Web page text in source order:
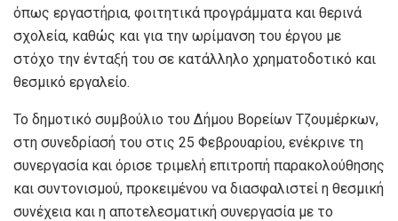
όπως εργαστήρια, φοιτητικά προγράμματα και θερινά
σχολεία, καθώς και για την ωρίμανση του έργου με
στόχο την ένταξή του σε κατάλληλο χρηματοδοτικό και
θεσμικό εργαλείο.
Το δημοτικό συμβούλιο του Δήμου Βορείων Τζουμέρκων,
στη συνεδρίασή του στις 25 Φεβρουαρίου, ενέκρινε τη
συνεργασία και όρισε τριμελή επιτροπή παρακολούθησης
και συντονισμού, προκειμένου να διασφαλιστεί η θεσμική
συνέχεια και η αποτελεσματική συνεργασία με το